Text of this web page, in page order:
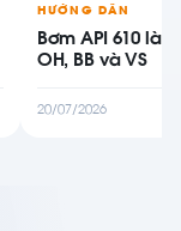
HƯỚNG DẪN
Bơm API 610 là
OH, BB và VS
20/07/2026